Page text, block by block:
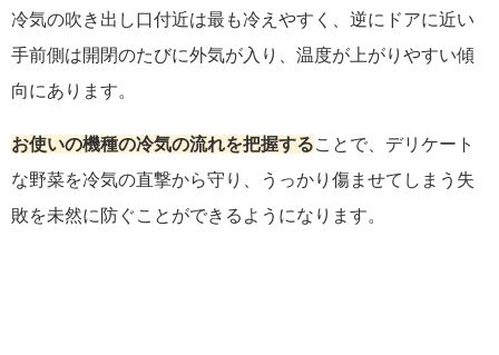
冷気の吹き出し口付近は最も冷えやすく、逆にドアに近い
手前側は開閉のたびに外気が入り、温度が上がりやすい傾
向にあります。
お使いの機種の冷気の流れを把握することで、デリケート
な野菜を冷気の直撃から守り、うっかり傷ませてしまう失
敗を未然に防ぐことができるようになります。